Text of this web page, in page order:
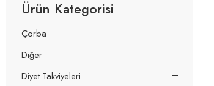
Ürün Kategorisi
Çorba
Diğer
Diyet Takviyeleri